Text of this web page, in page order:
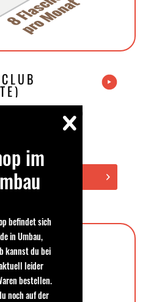
| (12,63 € * / 1 Liter)
In den Warenkorb
im
befindet sich
in Umbau,
kannst du bei
leider
bestellen.
noch auf der